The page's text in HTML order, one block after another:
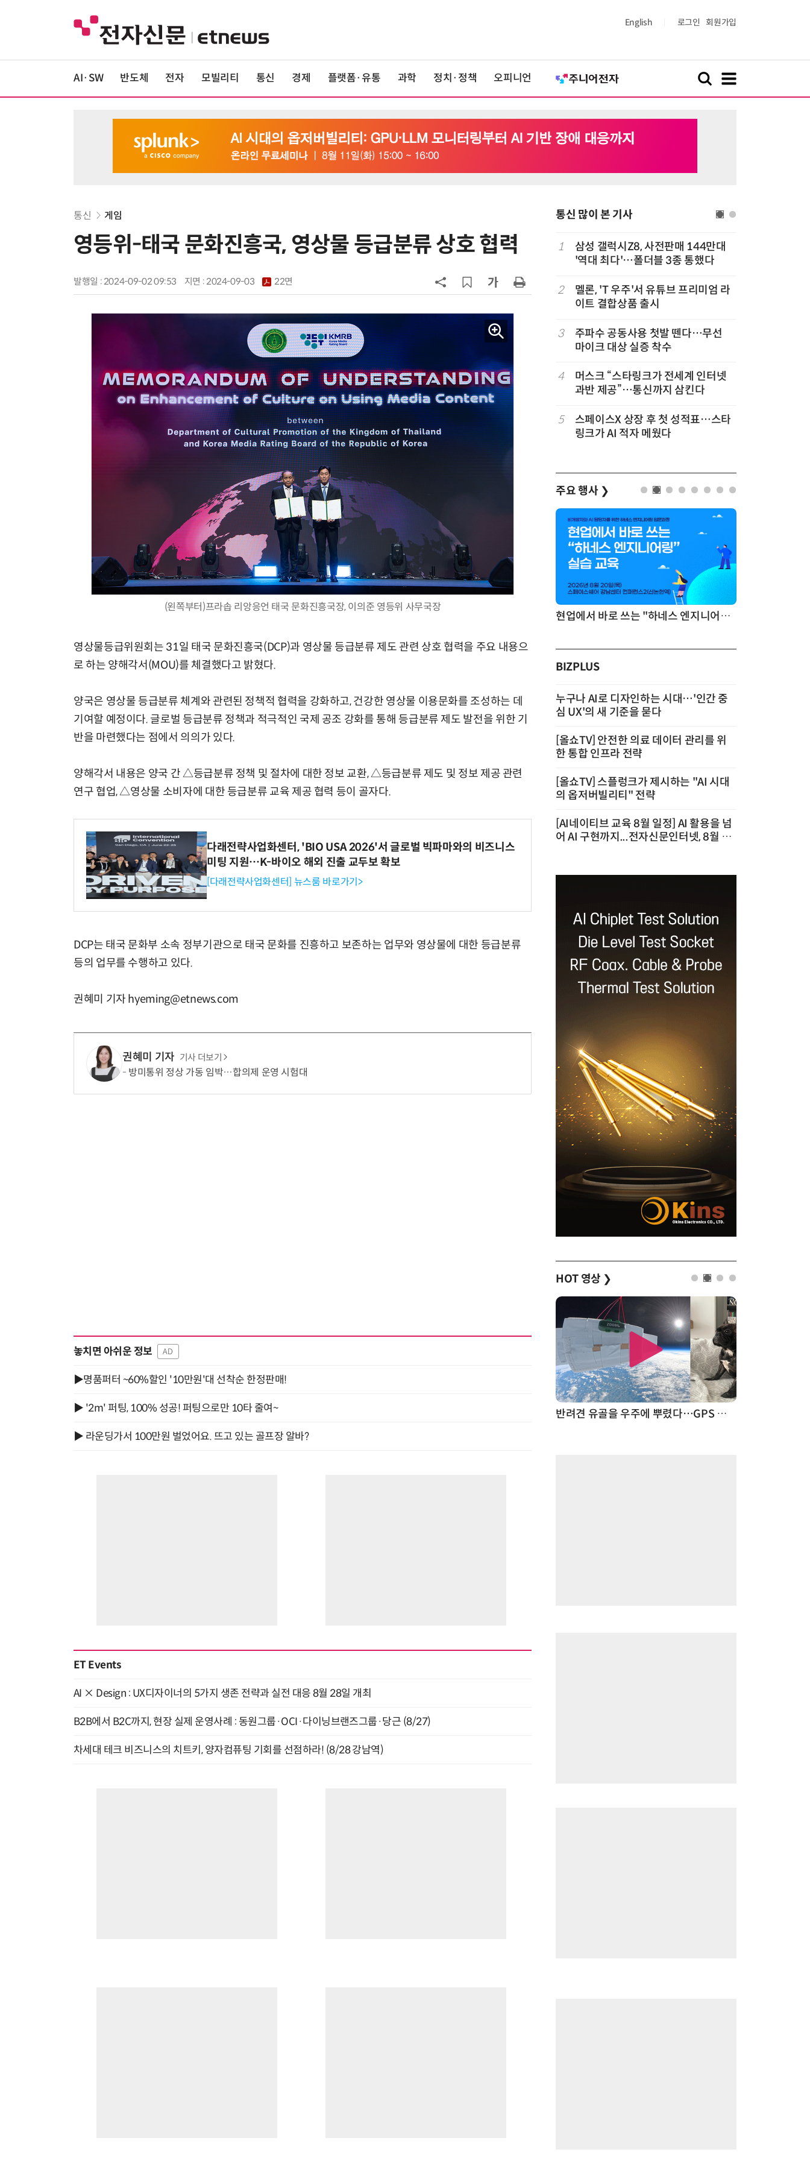
English 로그인 회원가입
AI·SW 반도체 전자 모빌리티 통신 경제 플랫폼·유통 과학 정치·정책 오피니언
통신 게임
영등위-태국 문화진흥국, 영상물 등급분류 상호 협력
발행일 : 2024-09-02 09:53 지면 :2024-09-03 22면
(왼쪽부터)프라솝 리앙응언 태국 문화진흥국장, 이의준 영등위 사무국장
영상물등급위원회는 31일 태국 문화진흥국(DCP)과 영상물 등급분류 제도 관련 상호 협력을 주요 내용으
로 하는 양해각서(MOU)를 체결했다고 밝혔다.
양국은 영상물 등급분류 체계와 관련된 정책적 협력을 강화하고, 건강한 영상물 이용문화를 조성하는 데
기여할 예정이다. 글로벌 등급분류 정책과 적극적인 국제 공조 강화를 통해 등급분류 제도 발전을 위한 기
반을 마련했다는 점에서 의의가 있다.
양해각서 내용은 양국 간 △등급분류 정책 및 절차에 대한 정보 교환, △등급분류 제도 및 정보 제공 관련
연구 협업, △영상물 소비자에 대한 등급분류 교육 제공 협력 등이 골자다.
다래전략사업화센터, 'BIO USA 2026'서 글로벌 빅파마와의 비즈니스
미팅 지원…K-바이오 해외 진출 교두보 확보
[다래전략사업화센터] 뉴스룸 바로가기>
DCP는 태국 문화부 소속 정부기관으로 태국 문화를 진흥하고 보존하는 업무와 영상물에 대한 등급분류
등의 업무를 수행하고 있다.
권혜미 기자 hyeming@etnews.com
권혜미 기자 기사 더보기
방미통위 정상 가동 임박…합의제 운영 시험대
놓치면 아쉬운 정보 AD
▶명품퍼터 ~60%할인 '10만원'대 선착순 한정판매!
▶ '2m' 퍼팅, 100% 성공! 퍼팅으로만 10타 줄여~
▶ 라운딩가서 100만원 벌었어요. 뜨고 있는 골프장 알바?
ET Events
AI × Design : UX디자이너의 5가지 생존 전략과 실전 대응 8월 28일 개최
B2B에서 B2C까지, 현장 실제 운영사례 : 동원그룹·OCI·다이닝브랜즈그룹·당근 (8/27)
차세대 테크 비즈니스의 치트키, 양자컴퓨팅 기회를 선점하라! (8/28 강남역)
통신 많이 본 기사
6 K위성망 2035년까지 512기 띄운다
중고폰 안심 인증 50곳 돌파…고객
8
뉴스는 그냥 써도 된다?…법원, 방송
뉴스 무단 사용에 첫 제동
9 [ET톡] 방미통위의 빈 의자
10 [ET단상] 피지컬 AI 시대, 우리 모델
은 무엇을 준비해야 하나
1
삼성 갤럭시Z8, 사전판매 144만대
'역대 최다'…폴더블 3종 통했다
2
멜론, 'T 우주'서 유튜브 프리미엄 라
이트 결합상품 출시
3
주파수 공동사용 첫발 뗀다…무선
마이크 대상 실증 착수
4
머스크 “스타링크가 전세계 인터넷
과반 제공”…통신까지 삼킨다
5
스페이스X 상장 후 첫 성적표…스타
링크가 AI 적자 메웠다
주요 행사 ❯
현업에서 바로 쓰는 "하네스 엔지니어링" 실습 교육
BIZPLUS
누구나 AI로 디자인하는 시대…'인간 중
심 UX'의 새 기준을 묻다
[올쇼TV] 안전한 의료 데이터 관리를 위
한 통합 인프라 전략
[올쇼TV] 스플렁크가 제시하는 "AI 시대
의 옵저버빌리티" 전략
[AI네이티브 교육 8월 일정] AI 활용을 넘
어 AI 구현까지...전자신문인터넷, 8월 실
HOT 영상 ❯
반려견 유골을 우주에 뿌렸다…GPS 추적기로 회수까지 성공